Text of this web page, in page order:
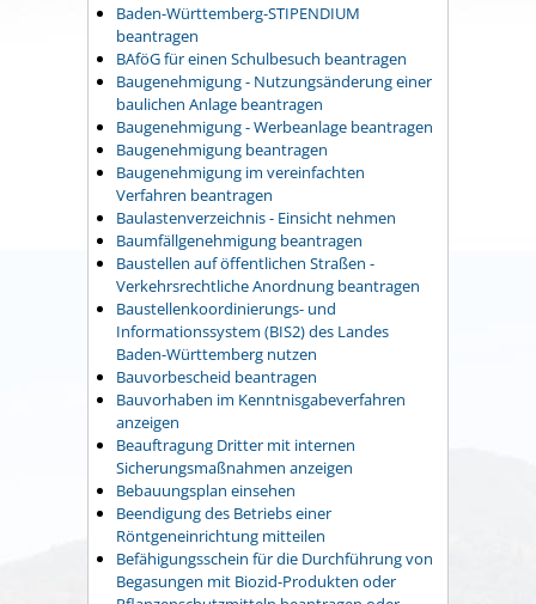
Baden-Württemberg-STIPENDIUM
beantragen
BAföG für einen Schulbesuch beantragen
Baugenehmigung - Nutzungsänderung einer
baulichen Anlage beantragen
Baugenehmigung - Werbeanlage beantragen
Baugenehmigung beantragen
Baugenehmigung im vereinfachten
Verfahren beantragen
Baulastenverzeichnis - Einsicht nehmen
Baumfällgenehmigung beantragen
Baustellen auf öffentlichen Straßen -
Verkehrsrechtliche Anordnung beantragen
Baustellenkoordinierungs- und
Informationssystem (BIS2) des Landes
Baden-Württemberg nutzen
Bauvorbescheid beantragen
Bauvorhaben im Kenntnisgabeverfahren
anzeigen
Beauftragung Dritter mit internen
Sicherungsmaßnahmen anzeigen
Bebauungsplan einsehen
Beendigung des Betriebs einer
Röntgeneinrichtung mitteilen
Befähigungsschein für die Durchführung von
Begasungen mit Biozid-Produkten oder